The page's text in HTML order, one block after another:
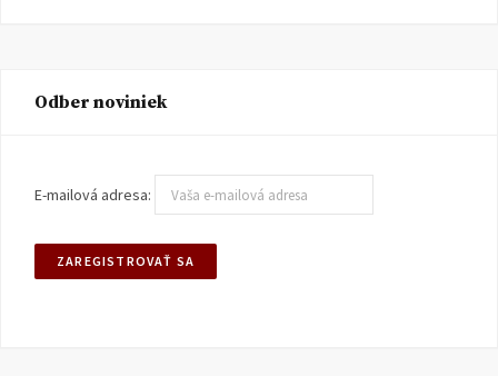
Odber noviniek
E-mailová adresa: